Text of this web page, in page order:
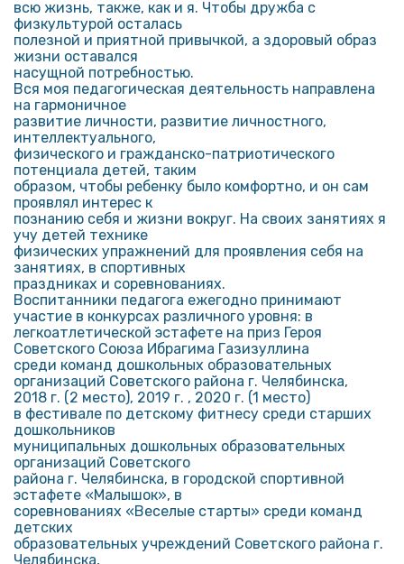
всю жизнь, также, как и я. Чтобы дружба с
физкультурой осталась
полезной и приятной привычкой, а здоровый образ
жизни оставался
насущной потребностью.
Вся моя педагогическая деятельность направлена
на гармоничное
развитие личности, развитие личностного,
интеллектуального,
физического и гражданско-патриотического
потенциала детей, таким
образом, чтобы ребенку было комфортно, и он сам
проявлял интерес к
познанию себя и жизни вокруг. На своих занятиях я
учу детей технике
физических упражнений для проявления себя на
занятиях, в спортивных
праздниках и соревнованиях.
Воспитанники педагога ежегодно принимают
участие в конкурсах различного уровня: в
легкоатлетической эстафете на приз Героя
Советского Союза Ибрагима Газизуллина
среди команд дошкольных образовательных
организаций Советского района г. Челябинска,
2018 г. (2 место), 2019 г. , 2020 г. (1 место)
в фестивале по детскому фитнесу среди старших
дошкольников
муниципальных дошкольных образовательных
организаций Советского
района г. Челябинска, в городской спортивной
эстафете «Малышок», в
соревнованиях «Веселые старты» среди команд
детских
образовательных учреждений Советского района г.
Челябинска,